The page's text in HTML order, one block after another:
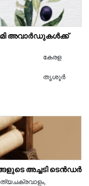
അവാർഡുകൾക്ക്
അച്ചടി ടെൻഡർ